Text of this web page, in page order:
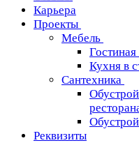
Карьера
Проекты
Мебель
Гостиная
Кухня в
Сантехника
Реквизиты